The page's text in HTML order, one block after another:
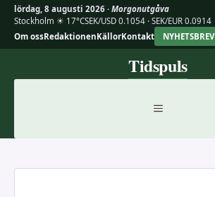
lördag, 8 augusti 2026 · Morgonutgåva
Stockholm ☀ 17°CSEK/USD 0.1054 · SEK/EUR 0.0914
Om ossRedaktionenKällorKontakt NYHETSBREV
Tidspuls
MENY